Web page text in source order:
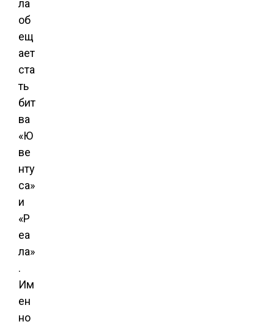
ла
об
ещ
ает
ста
ть
бит
ва
«Ю
ве
нту
са»
и
«Р
еа
ла»
.
Им
ен
но